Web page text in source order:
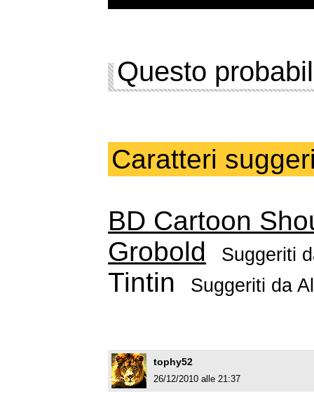
Questo
Caratteri
BD Cartoon
Grobold
Suggeriti
Tintin Suggeriti da
tophy52
26/12/2010 alle 21:37